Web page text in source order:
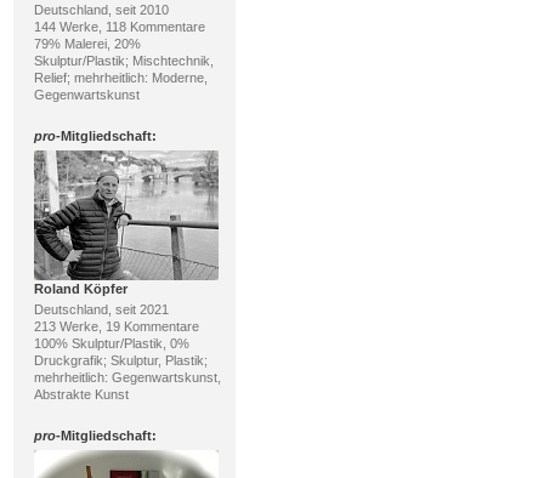
Deutschland, seit 2010
144 Werke, 118 Kommentare
79% Malerei, 20%
Skulptur/Plastik; Mischtechnik,
Relief; mehrheitlich: Moderne,
Gegenwartskunst
pro-Mitgliedschaft:
Roland Köpfer
Deutschland, seit 2021
213 Werke, 19 Kommentare
100% Skulptur/Plastik, 0%
Druckgrafik; Skulptur, Plastik;
mehrheitlich: Gegenwartskunst,
Abstrakte Kunst
pro-Mitgliedschaft: